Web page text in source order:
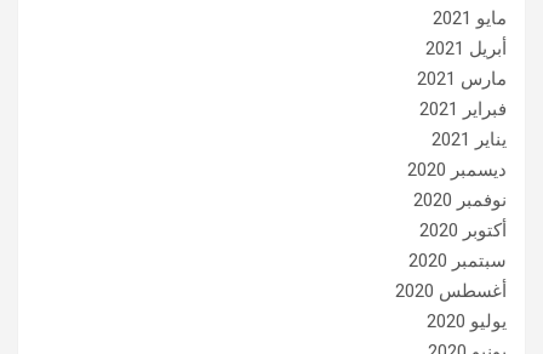
مايو 2021
أبريل 2021
مارس 2021
فبراير 2021
يناير 2021
ديسمبر 2020
نوفمبر 2020
أكتوبر 2020
سبتمبر 2020
أغسطس 2020
يوليو 2020